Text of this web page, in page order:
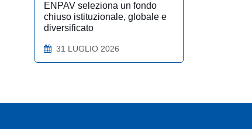
ENPAV seleziona un fondo
chiuso istituzionale, globale e
diversificato
31 LUGLIO 2026